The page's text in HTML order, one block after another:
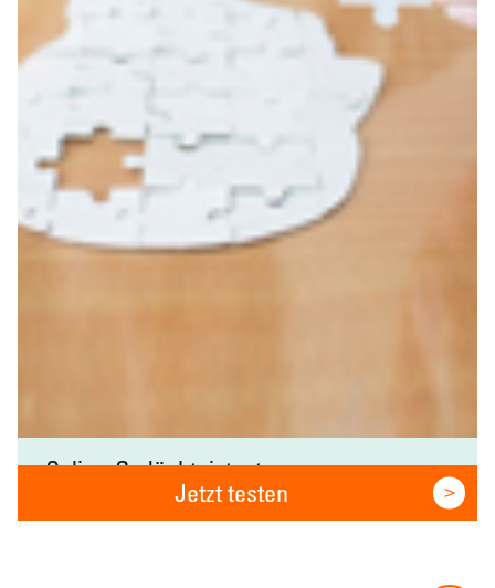
Online-Gedächtnistest
Jetzt testen